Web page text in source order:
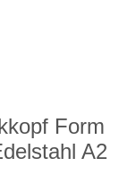
Form
A2